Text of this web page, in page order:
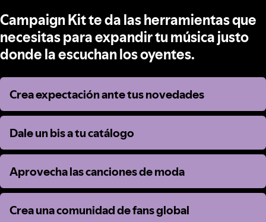
Campaign Kit te da las herramientas que
necesitas para expandir tu música justo
donde la escuchan los oyentes.
Crea expectación ante tus novedades
Crea expectación ante tus novedades
Dale un bis a tu catálogo
Dale un bis a tu catálogo
Aprovecha las canciones de moda
Aprovecha las canciones de moda
Crea una comunidad de fans global
Crea una comunidad de fans global